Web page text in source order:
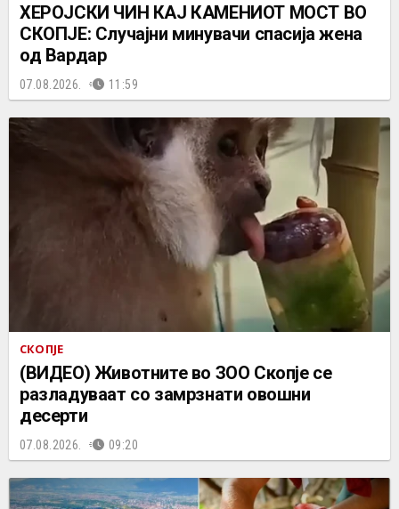
ХЕРОЈСКИ ЧИН КАЈ КАМЕНИОТ МОСТ ВО
СКОПЈЕ: Случајни минувачи спасија жена
од Вардар
07.08.2026. 11:59
СКОПЈЕ
(ВИДЕО) Животните во ЗОО Скопје се
разладуваат со замрзнати овошни
десерти
07.08.2026. 09:20